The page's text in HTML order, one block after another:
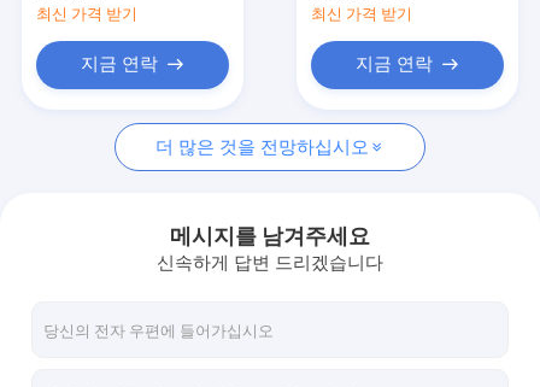
곡물 색상 분류기
밀 색상 분류기
견과류 색상 분류기
씨앗 색상 분류기
최신 가격 받기
지금 연락
최신 가격 받기
지금 연락
더 많은 것을 전망하십시오
메시지를 남겨주세요
신속하게 답변 드리겠습니다